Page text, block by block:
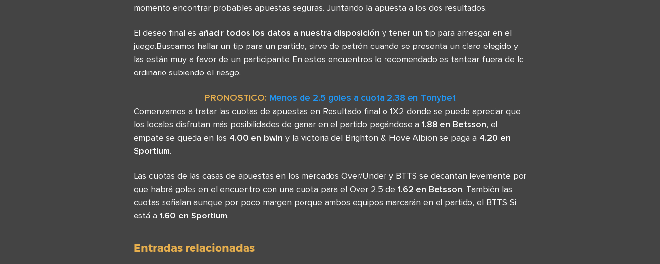
momento encontrar probables apuestas seguras. Juntando la apuesta a los dos resultados.
El deseo final es añadir todos los datos a nuestra disposición y tener un tip para arriesgar en el
juego.Buscamos hallar un tip para un partido, sirve de patrón cuando se presenta un claro elegido y
las están muy a favor de un participante En estos encuentros lo recomendado es tantear fuera de lo
ordinario subiendo el riesgo.
PRONOSTICO: Menos de 2.5 goles a cuota 2.38 en Tonybet
Comenzamos a tratar las cuotas de apuestas en Resultado final o 1X2 donde se puede apreciar que
los locales disfrutan más posibilidades de ganar en el partido pagándose a 1.88 en Betsson, el
empate se queda en los 4.00 en bwin y la victoria del Brighton & Hove Albion se paga a 4.20 en
Sportium.
Las cuotas de las casas de apuestas en los mercados Over/Under y BTTS se decantan levemente por
que habrá goles en el encuentro con una cuota para el Over 2.5 de 1.62 en Betsson. También las
cuotas señalan aunque por poco margen porque ambos equipos marcarán en el partido, el BTTS Si
está a 1.60 en Sportium.
Entradas relacionadas